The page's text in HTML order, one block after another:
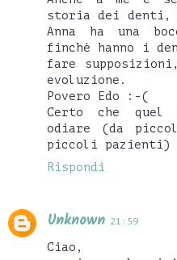
storia dei denti,
Anna ha una
finchè hanno i
fare
evoluzione.
Povero Edo :-(
Certo che quel
odiare (da
piccoli pazienti)
Rispondi
Unknown 21:59
Ciao,